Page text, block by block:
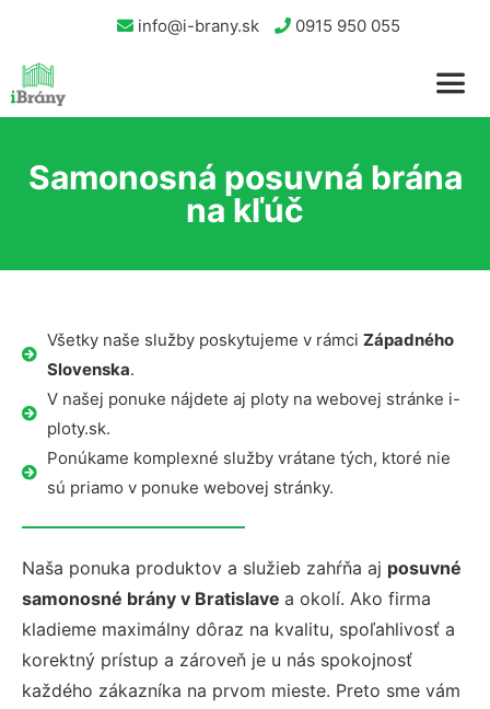
info@i-brany.sk 0915 950 055
Samonosná posuvná brána
na kľúč
Všetky naše služby poskytujeme v rámci Západného
Slovenska.
V našej ponuke nájdete aj ploty na webovej stránke i-
ploty.sk.
Ponúkame komplexné služby vrátane tých, ktoré nie
sú priamo v ponuke webovej stránky.
Naša ponuka produktov a služieb zahŕňa aj posuvné
samonosné brány v Bratislave a okolí. Ako firma
kladieme maximálny dôraz na kvalitu, spoľahlivosť a
korektný prístup a zároveň je u nás spokojnosť
každého zákazníka na prvom mieste. Preto sme vám